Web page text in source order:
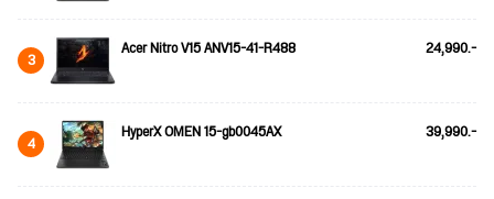
3 Acer Nitro V15 ANV15-41-R488 24,990.-
4 HyperX OMEN 15-gb0045AX 39,990.-